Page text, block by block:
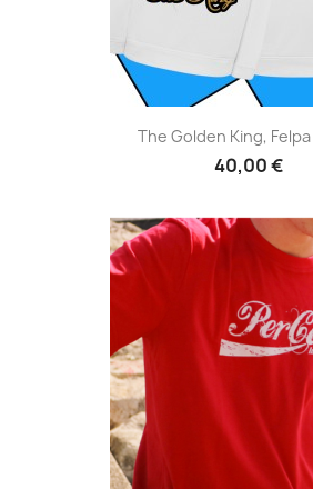
The Golden King,
40,00 €